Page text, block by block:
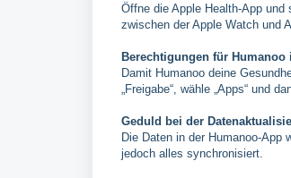
Öffne die Apple Health-App
zwischen der Apple Watch und
Berechtigungen für
Damit Humanoo deine
„Freigabe“, wähle „Apps“ und
Geduld bei der
Die Daten in der Humanoo-
jedoch alles synchronisiert.